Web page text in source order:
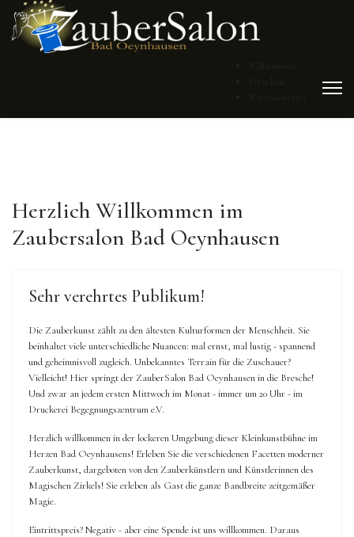
Wissenswertes
Herzlich Willkommen im
Zaubersalon Bad Oeynhausen
Sehr verehrtes Publikum!
Die Zauberkunst zählt zu den ältesten Kulturformen der Menschheit. Sie
beinhaltet viele unterschiedliche Nuancen: mal ernst, mal lustig - spannend
und geheimnisvoll zugleich. Unbekanntes Terrain für die Zuschauer?
Vielleicht! Hier springt der ZauberSalon Bad Oeynhausen in die Bresche!
Und zwar an jedem ersten Mittwoch im Monat - immer um 20 Uhr - im
Druckerei Begegnungszentrum e.V.
Herzlich willkommen in der lockeren Umgebung dieser Kleinkunstbühne im
Herzen Bad Oeynhausens! Erleben Sie die verschiedenen Facetten moderner
Zauberkunst, dargeboten von den Zauberkünstlern und Künstlerinnen des
Magischen Zirkels! Sie erleben als Gast die ganze Bandbreite zeitgemäßer
Magie.
Eintrittspreis? Negativ - aber eine Spende ist uns willkommen. Daraus